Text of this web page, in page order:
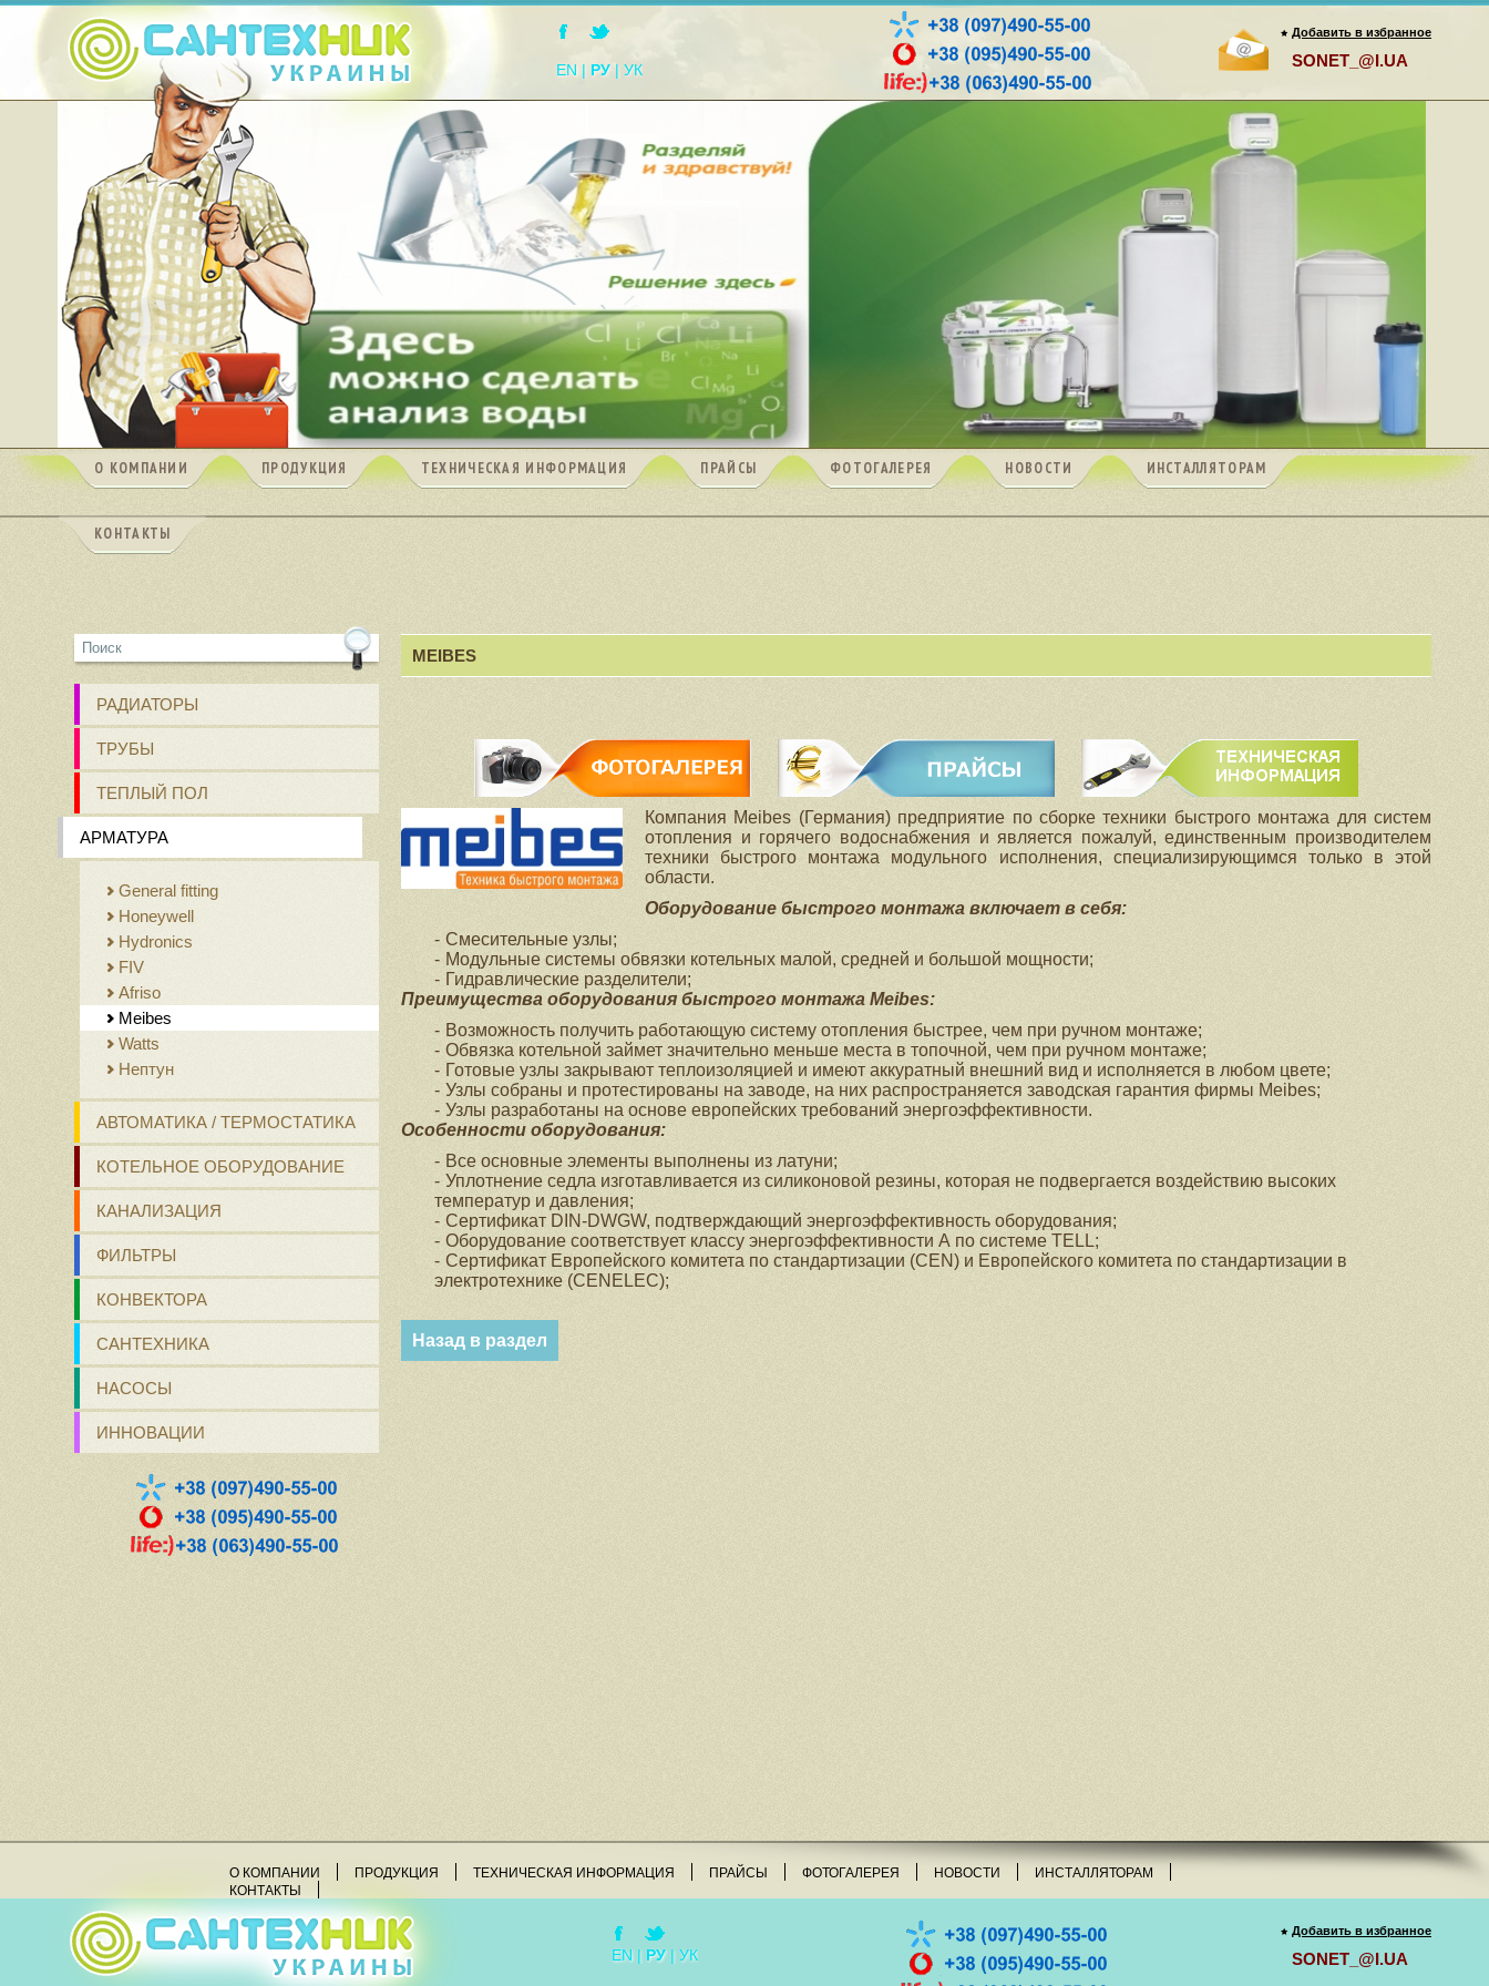
EN | РУ | УК
Добавить в избранное
SONET_@I.UA
О КОМПАНИИ ПРОДУКЦИЯ ТЕХНИЧЕСКАЯ ИНФОРМАЦИЯ ПРАЙСЫ ФОТОГАЛЕРЕЯ НОВОСТИ ИНСТАЛЛЯТОРАМ
КОНТАКТЫ
РАДИАТОРЫ
ТРУБЫ
ТЕПЛЫЙ ПОЛ
АРМАТУРА
General fitting
Honeywell
Hydronics
FIV
Afriso
Meibes
Watts
Нептун
АВТОМАТИКА / ТЕРМОСТАТИКА
КОТЕЛЬНОЕ ОБОРУДОВАНИЕ
КАНАЛИЗАЦИЯ
ФИЛЬТРЫ
КОНВЕКТОРА
САНТЕХНИКА
НАСОСЫ
ИННОВАЦИИ
MEIBES
ФОТОГАЛЕРЕЯ ПРАЙСЫ ТЕХНИЧЕСКАЯ ИНФОРМАЦИЯ
Компания Meibes (Германия) предприятие по сборке техники быстрого монтажа для систем
отопления и горячего водоснабжения и является пожалуй, единственным производителем
техники быстрого монтажа модульного исполнения, специализирующимся только в этой
области.
Оборудование быстрого монтажа включает в себя:
Смесительные узлы;
Модульные системы обвязки котельных малой, средней и большой мощности;
Гидравлические разделители;
Преимущества оборудования быстрого монтажа Meibes:
Возможность получить работающую систему отопления быстрее, чем при ручном монтаже;
Обвязка котельной займет значительно меньше места в топочной, чем при ручном монтаже;
Готовые узлы закрывают теплоизоляцией и имеют аккуратный внешний вид и исполняется в любом цвете;
Узлы собраны и протестированы на заводе, на них распространяется заводская гарантия фирмы Meibes;
Узлы разработаны на основе европейских требований энергоэффективности.
Особенности оборудования:
Все основные элементы выполнены из латуни;
Уплотнение седла изготавливается из силиконовой резины, которая не подвергается воздействию высоких
температур и давления;
Сертификат DIN-DWGW, подтверждающий энергоэффективность оборудования;
Оборудование соответствует классу энергоэффективности А по системе TELL;
Сертификат Европейского комитета по стандартизации (CEN) и Европейского комитета по стандартизации в
электротехнике (CENELEC);
Назад в раздел
О КОМПАНИИ ПРОДУКЦИЯ ТЕХНИЧЕСКАЯ ИНФОРМАЦИЯ ПРАЙСЫ ФОТОГАЛЕРЕЯ НОВОСТИ
ИНСТАЛЛЯТОРАМ
КОНТАКТЫ
EN | РУ| УК
Добавить в избранное
SONET_@I.UA